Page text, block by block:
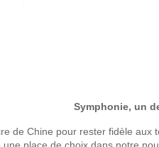
Symphonie, un
de Chine pour rester fidèle